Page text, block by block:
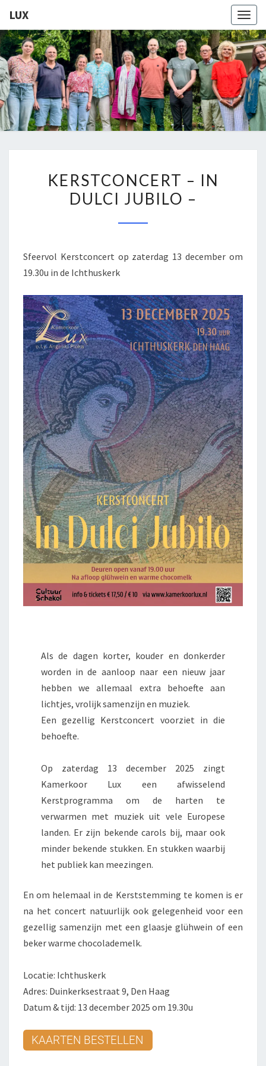
LUX
LUX
Kamerkoor
Onder
Leiding
Van
Angeliki
Ploka
–
IN
KERSTCONCERT – IN
DULCI JUBILO –
Sfeervol Kerstconcert op zaterdag 13 december om
19.30u in de Ichthuskerk
Als de dagen korter, kouder en donkerder
worden in de aanloop naar een nieuw jaar
hebben we allemaal extra behoefte aan
lichtjes, vrolijk samenzijn en muziek.
Een gezellig Kerstconcert voorziet in die
behoefte.
Op zaterdag 13 december 2025 zingt
Kamerkoor Lux een afwisselend
Kerstprogramma om de harten te
verwarmen met muziek uit vele Europese
landen. Er zijn bekende carols bij, maar ook
minder bekende stukken. En stukken waarbij
het publiek kan meezingen.
En om helemaal in de Kerststemming te komen is er
na het concert natuurlijk ook gelegenheid voor een
gezellig samenzijn met een glaasje glühwein of een
beker warme chocolademelk.
Locatie: Ichthuskerk
Adres: Duinkerksestraat 9, Den Haag
Datum & tijd: 13 december 2025 om 19.30u